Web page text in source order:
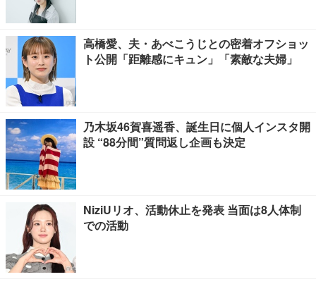
高橋愛、夫・あべこうじとの密着オフショッ
ト公開「距離感にキュン」「素敵な夫婦」
乃木坂46賀喜遥香、誕生日に個人インスタ開
設 “88分間”質問返し企画も決定
NiziUリオ、活動休止を発表 当面は8人体制
での活動